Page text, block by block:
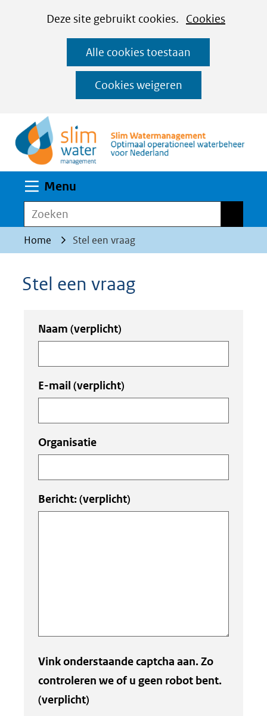
CookiesDeze site gebruikt cookies. Cookies
op
deze
website
worden
toegestaan
of
geweigerd.
Alle cookies toestaan
Cookies weigeren
Ga
naar
de
inhoud
Menu
Zoeken
Home Stel een vraag
Stel een vraag
Uw
Naam (verplicht)
E-mail (verplicht)
Organisatie
Bericht:(verplicht)
Vink onderstaande captcha aan. Zo
controleren we of u geen robot bent.
(verplicht)